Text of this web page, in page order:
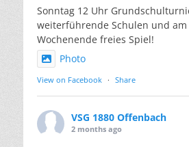
Sonntag 12 Uhr
weiterführende Schulen und am
Wochenende freies Spiel!
Photo
View on Facebook · Share
VSG 1880 Offenbach
2 months ago